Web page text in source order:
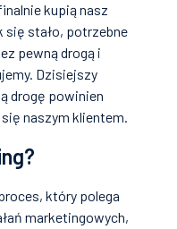
kupią nasz
się stało, potrzebne
pewną drogą i
Dzisiejszy
drogę powinien
się naszym klientem.
który polega
marketingowych,